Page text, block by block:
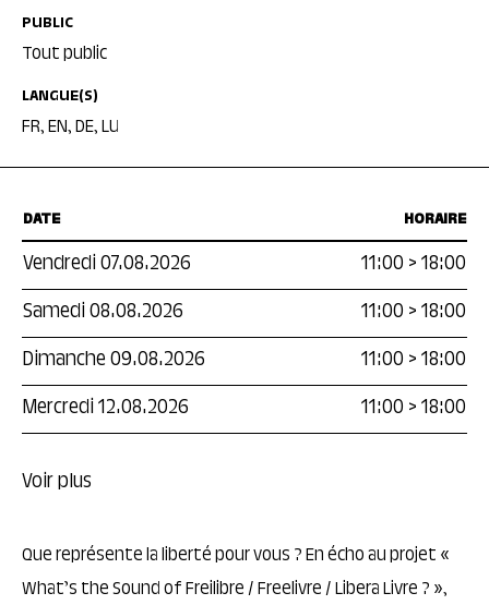
DATE HORAIRE
Vendredi 07.08.2026 11:00 >18:00
Samedi 08.08.2026
11:00 >18:00
Dimanche 09.08.2026
11:00 >18:00
Mercredi 12.08.2026
11:00 >18:00
Voir plus
Que représente la liberté pour vous ? En écho au projet «
What’s the Sound of Freilibre / Freelivre / Libera Livre ? »,
PUBLIC
Tout public
LANGUE(S)
FR, EN, DE, LU